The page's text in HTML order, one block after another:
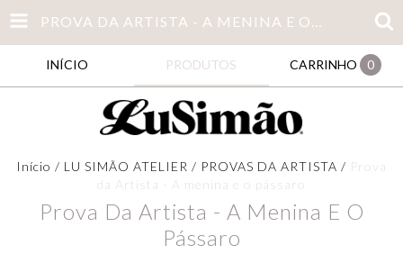
PROVA DA ARTISTA - A MENINA E O PÁSSARO
INÍCIO PRODUTOS CARRINHO 0
Início / LU SIMÃO ATELIER / PROVAS DA ARTISTA / Prova
da Artista - A menina e o pássaro
Prova Da Artista - A Menina E O
Pássaro